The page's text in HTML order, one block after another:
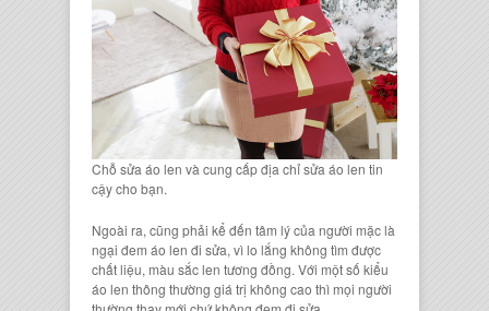
Chỗ sửa áo len và cung cấp địa chỉ sửa áo len tin
cậy cho bạn.
Ngoài ra, cũng phải kể đến tâm lý của người mặc là
ngại đem áo len đi sửa, vì lo lắng không tìm được
chất liệu, màu sắc len tương đồng. Với một số kiểu
áo len thông thường giá trị không cao thì mọi người